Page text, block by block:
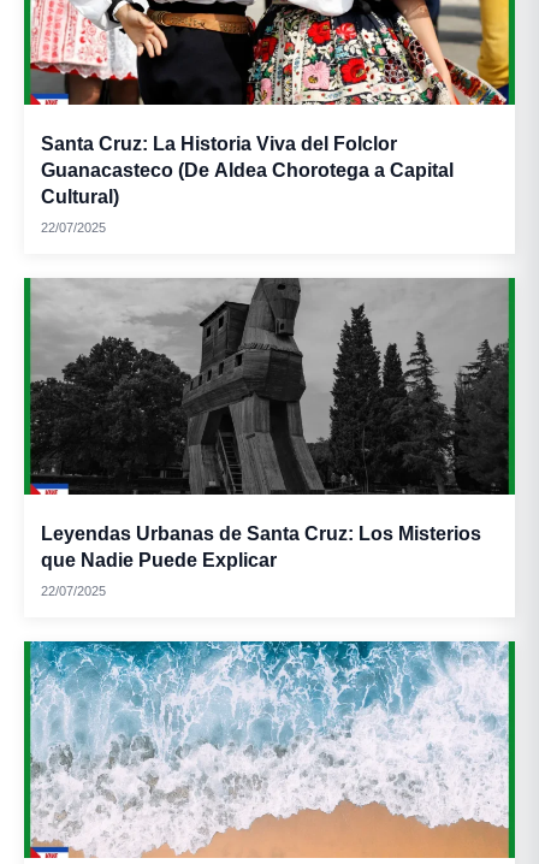
Santa Cruz: La Historia Viva del Folclor
Guanacasteco (De Aldea Chorotega a Capital
Cultural)
22/07/2025
Leyendas Urbanas de Santa Cruz: Los Misterios
que Nadie Puede Explicar
22/07/2025